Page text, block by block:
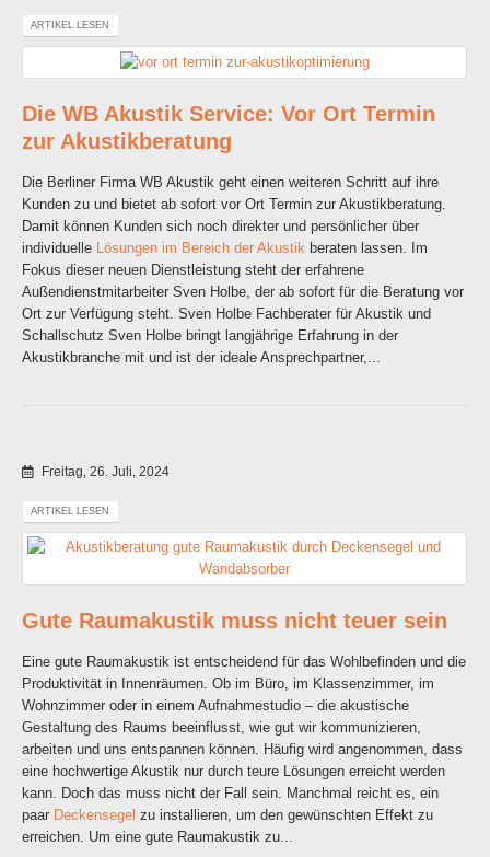
ARTIKEL LESEN
Die WB Akustik Service: Vor Ort Termin
zur Akustikberatung
Die Berliner Firma WB Akustik geht einen weiteren Schritt auf ihre
Kunden zu und bietet ab sofort vor Ort Termin zur Akustikberatung.
Damit können Kunden sich noch direkter und persönlicher über
individuelle
Lösungen im Bereich der Akustik beraten lassen. Im
Fokus dieser neuen Dienstleistung steht der erfahrene
Außendienstmitarbeiter Sven Holbe, der ab sofort für die Beratung vor
Ort zur Verfügung steht. Sven Holbe Fachberater für Akustik und
Schallschutz Sven Holbe bringt langjährige Erfahrung in der
Akustikbranche mit und ist der ideale Ansprechpartner,...
Freitag, 26. Juli, 2024
ARTIKEL LESEN
Gute Raumakustik muss nicht teuer sein
Eine gute Raumakustik ist entscheidend für das Wohlbefinden und die
Produktivität in Innenräumen. Ob im Büro, im Klassenzimmer, im
Wohnzimmer oder in einem Aufnahmestudio – die akustische
Gestaltung des Raums beeinflusst, wie gut wir kommunizieren,
arbeiten und uns entspannen können. Häufig wird angenommen, dass
eine hochwertige Akustik nur durch teure Lösungen erreicht werden
kann. Doch das muss nicht der Fall sein. Manchmal reicht es, ein
paar Deckensegel zu installieren, um den gewünschten Effekt zu
erreichen. Um eine gute Raumakustik zu...